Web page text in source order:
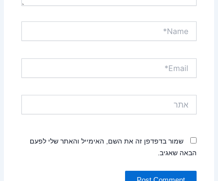
שמור בדפדפן זה את השם, האימייל והאתר שלי לפעם
הבאה שאגיב.